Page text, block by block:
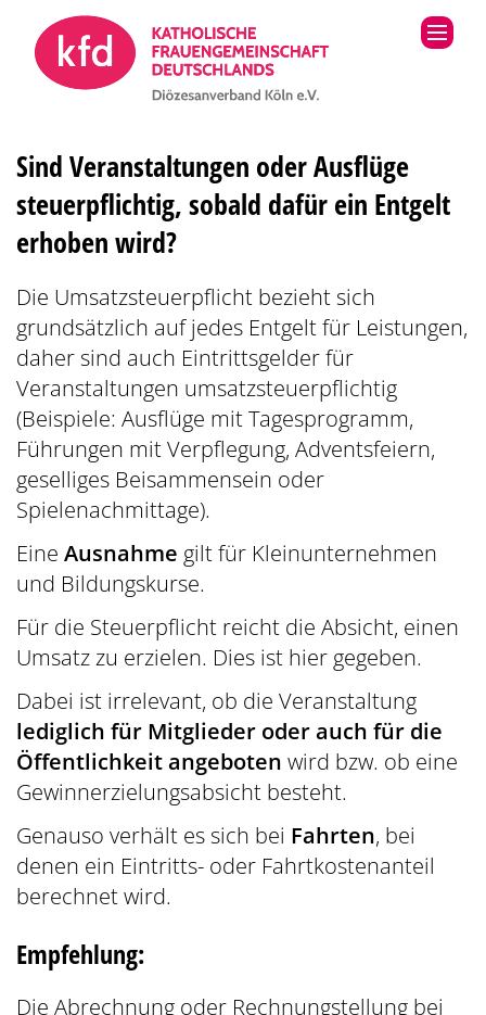
Zum Inhalt springen
Sind Veranstaltungen oder Ausflüge
steuerpflichtig, sobald dafür ein Entgelt
erhoben wird?
Die Umsatzsteuerpflicht bezieht sich
grundsätzlich auf jedes Entgelt für Leistungen,
daher sind auch Eintrittsgelder für
Veranstaltungen umsatzsteuerpflichtig
(Beispiele: Ausflüge mit Tagesprogramm,
Führungen mit Verpflegung, Adventsfeiern,
geselliges Beisammensein oder
Spielenachmittage).
Eine Ausnahme gilt für Kleinunternehmen
und Bildungskurse.
Für die Steuerpflicht reicht die Absicht, einen
Umsatz zu erzielen. Dies ist hier gegeben.
Dabei ist irrelevant, ob die Veranstaltung
lediglich für Mitglieder oder auch für die
Öffentlichkeit angeboten wird bzw. ob eine
Gewinnerzielungsabsicht besteht.
Genauso verhält es sich bei Fahrten, bei
denen ein Eintritts- oder Fahrtkostenanteil
berechnet wird.
Empfehlung:
Die Abrechnung oder Rechnungstellung bei